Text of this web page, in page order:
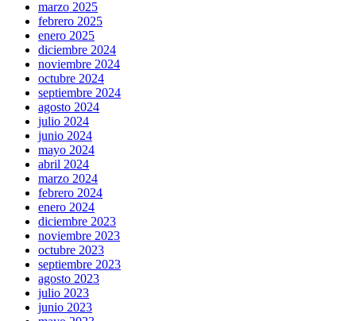
marzo 2025
febrero 2025
enero 2025
diciembre 2024
noviembre 2024
octubre 2024
septiembre 2024
agosto 2024
julio 2024
junio 2024
mayo 2024
abril 2024
marzo 2024
febrero 2024
enero 2024
diciembre 2023
noviembre 2023
octubre 2023
septiembre 2023
agosto 2023
julio 2023
junio 2023